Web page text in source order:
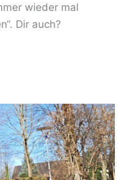
wieder mal
Dir auch?